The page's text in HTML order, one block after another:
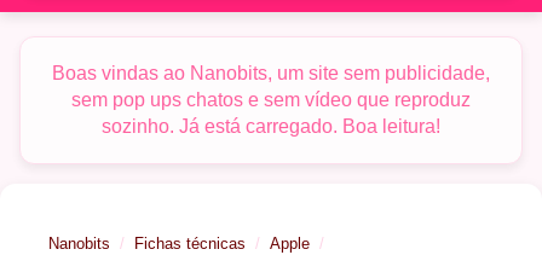
Boas vindas ao Nanobits, um site sem publicidade,
sem pop ups chatos e sem vídeo que reproduz
sozinho. Já está carregado. Boa leitura!
Nanobits Fichas técnicas
Apple